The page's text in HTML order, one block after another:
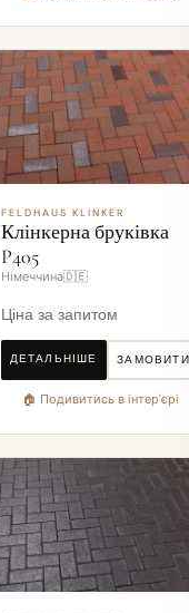
FELDHAUS KLINKER
Клінкерна бруківка
P405
Німеччина🇩🇪
Ціна за запитом
ДЕТАЛЬНІШЕ ЗАМОВИТИ
🏠 Подивитись в інтер'єрі